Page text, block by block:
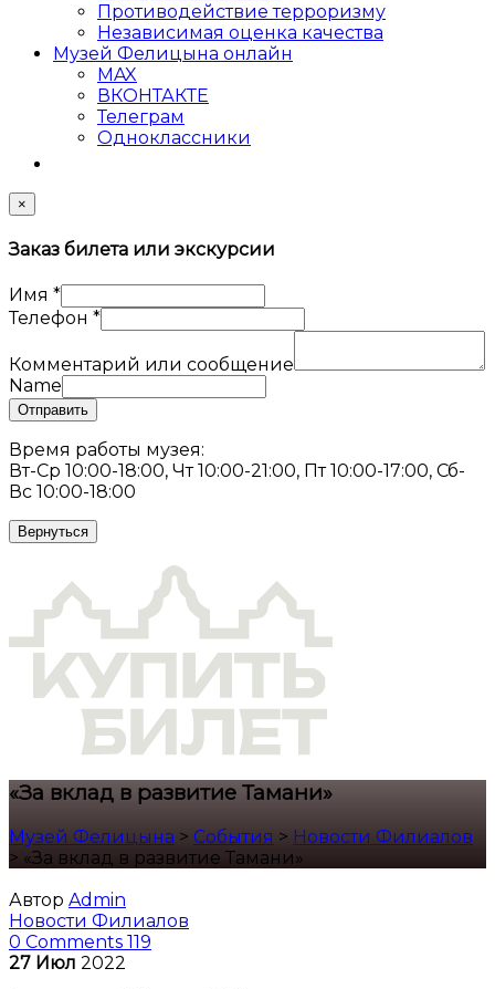
Противодействие терроризму
Независимая оценка качества
Музей Фелицына онлайн
MAX
ВКОНТАКТЕ
Телеграм
Одноклассники
×
Заказ билета или экскурсии
Имя *
Телефон *
Комментарий или сообщение
Name
Отправить
Время работы музея:
Вт-Ср 10:00-18:00, Чт 10:00-21:00, Пт 10:00-17:00, Сб-
Вс 10:00-18:00
Вернуться
«За вклад в развитие Тамани»
Музей Фелицына > События > Новости Филиалов
> «За вклад в развитие Тамани»
Автор Admin
Новости Филиалов
0 Comments 119
27 Июл 2022